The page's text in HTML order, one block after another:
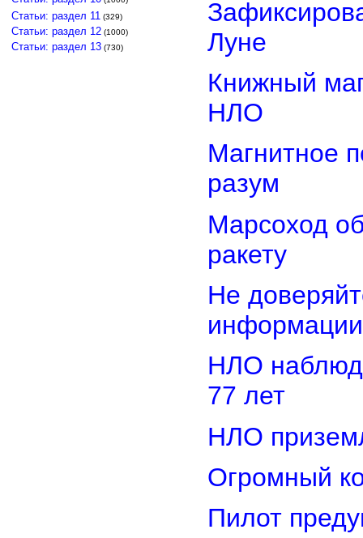
Статьи: раздел 11 (329)
Статьи: раздел 12 (1000)
Статьи: раздел 13 (730)
Луне
Книжный
НЛО
Магнитное
разум
Марсоход
ракету
Не
информации
НЛО
77 лет
НЛО
Огромный
Пилот